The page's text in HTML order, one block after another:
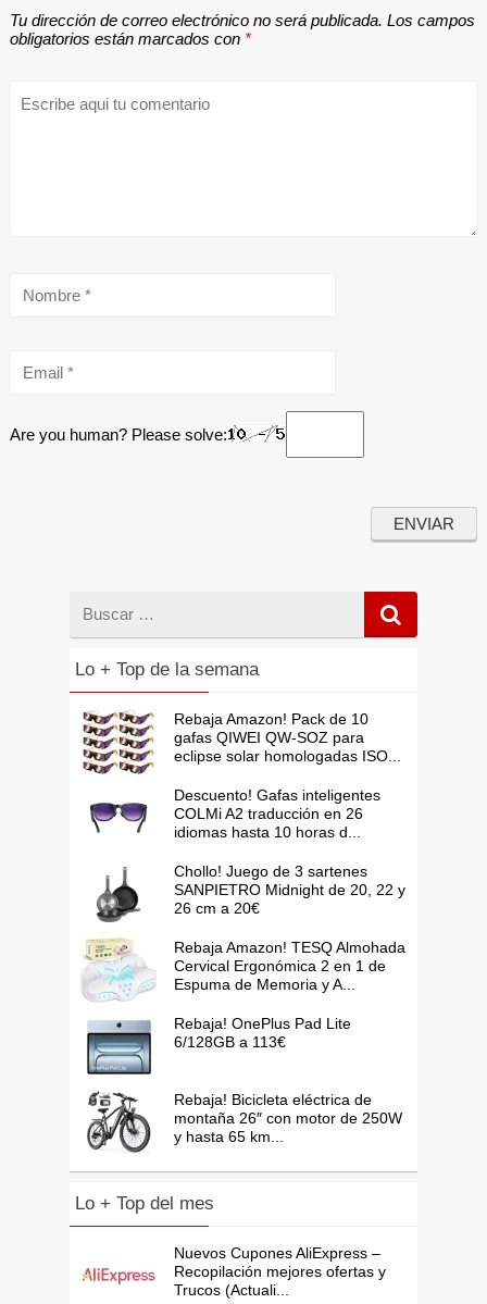
Tu dirección de correo electrónico no será publicada. Los campos
obligatorios están marcados con *
Are you human? Please solve:
por
Lo + Top de la semana
Rebaja Amazon! Pack de 10
gafas QIWEI QW-SOZ para
eclipse solar homologadas ISO...
Descuento! Gafas inteligentes
COLMi A2 traducción en 26
idiomas hasta 10 horas d...
Chollo! Juego de 3 sartenes
SANPIETRO Midnight de 20, 22 y
26 cm a 20€
Rebaja Amazon! TESQ Almohada
Cervical Ergonómica 2 en 1 de
Espuma de Memoria y A...
Rebaja! OnePlus Pad Lite
6/128GB a 113€
Rebaja! Bicicleta eléctrica de
montaña 26″ con motor de 250W
y hasta 65 km...
Lo + Top del mes
Nuevos Cupones AliExpress –
Recopilación mejores ofertas y
Trucos (Actuali...